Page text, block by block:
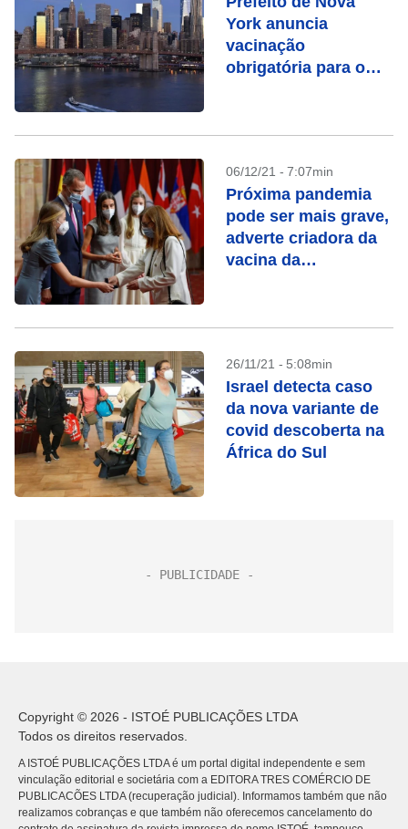
York anuncia
vacinação
obrigatória para o
06/12/21 - 7:07min
Próxima pandemia
pode ser mais grave,
adverte criadora da
vacina da
26/11/21 - 5:08min
Israel detecta caso
da nova variante de
covid descoberta na
África do Sul
Copyright © 2026 - ISTOÉ PUBLICAÇÕES LTDA
Todos os direitos reservados.
A ISTOÉ PUBLICAÇÕES LTDA é um portal digital independente e sem
vinculação editorial e societária com a EDITORA TRES COMÉRCIO DE
PUBLICACÕES LTDA (recuperação judicial). Informamos também que não
realizamos cobranças e que também não oferecemos cancelamento do